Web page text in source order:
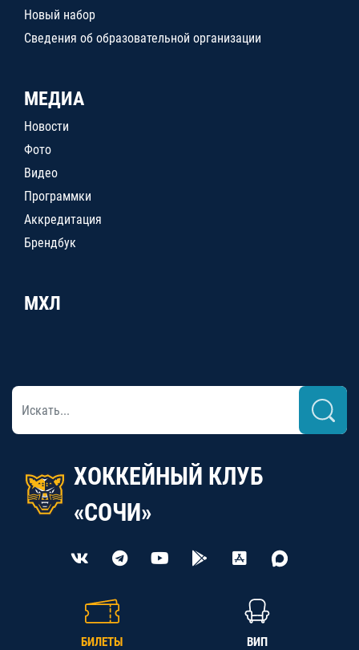
Новый набор
Сведения об образовательной организации
МЕДИА
Новости
Фото
Видео
Программки
Аккредитация
Брендбук
МХЛ
ХОККЕЙНЫЙ КЛУБ
«СОЧИ»
БИЛЕТЫ ВИП